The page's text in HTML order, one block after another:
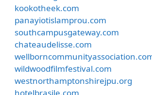
kookotheek.com
panayiotislamprou.com
southcampusgateway.com
chateaudelisse.com
wildwoodfilmfestival.com
westnorthamptonshirejpu.org
hotelbrasile.com